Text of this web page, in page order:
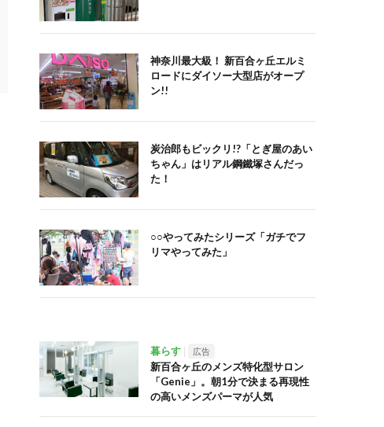
神奈川最大級！ 新百合ヶ丘エルミ
ロードにダイソー大型店がオープ
ン!!
炭治郎もビックリ!?「とぎ屋のあい
ちゃん」はリアル鋼鐵塚さんだっ
た！
○○やってみたシリーズ「ガチでフ
リマやってみた」
暮らす 広告
新百合ヶ丘のメンズ特化型サロン
「Genie」。朝1分で決まる再現性
の高いメンズパーマが人気